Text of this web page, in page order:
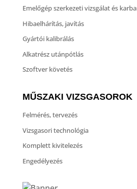
Emelőgép szerkezeti vizsgálat és
Hibaelhárítás, javítás
Gyártói kalibrálás
Alkatrész utánpótlás
Szoftver követés
MŰSZAKI VIZSGASOROK
Felmérés, tervezés
Vizsgasori technológia
Komplett kivitelezés
Engedélyezés